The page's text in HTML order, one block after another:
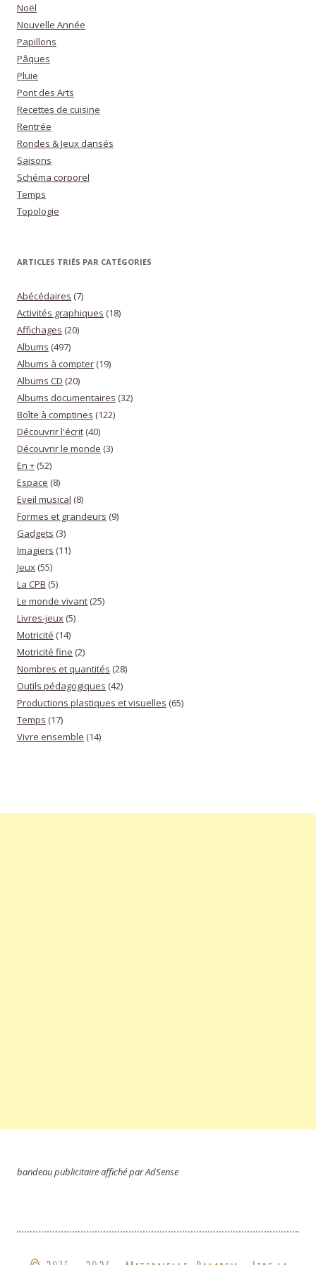
Noël
Nouvelle Année
Papillons
Pâques
Pluie
Pont des Arts
Recettes de cuisine
Rentrée
Rondes & Jeux dansés
Saisons
Schéma corporel
Temps
Topologie
ARTICLES TRIÉS PAR CATÉGORIES
Abécédaires (7)
Activités graphiques (18)
Affichages (20)
Albums (497)
Albums à compter (19)
Albums CD (20)
Albums documentaires (32)
Boîte à comptines (122)
Découvrir l'écrit (40)
Découvrir le monde (3)
En + (52)
Espace (8)
Eveil musical (8)
Formes et grandeurs (9)
Gadgets (3)
Imagiers (11)
Jeux (55)
La CPB (5)
Le monde vivant (25)
Livres-jeux (5)
Motricité (14)
Motricité fine (2)
Nombres et quantités (28)
Outils pédagogiques (42)
Productions plastiques et visuelles (65)
Temps (17)
Vivre ensemble (14)
bandeau publicitaire affiché par AdSense